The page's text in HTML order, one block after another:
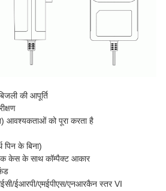
की आपूर्ति
आवश्यकताओं को पूरा करता है
पिन के बिना)
केस के साथ कॉम्पैक्ट आकार
ईआरपी/एमईपीएस/एनआरकैन स्तर VI